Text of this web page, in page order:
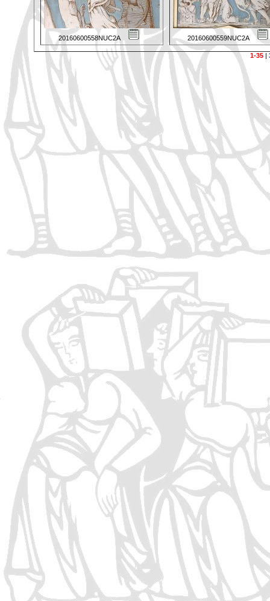
20160600558NUC2A 20160600559NUC2A
1-35|